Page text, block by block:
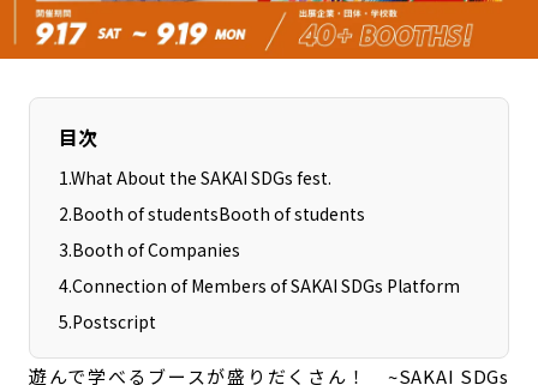
京都エリア
大阪市エリア
北摂エリア
堺・泉州エリア
河内エリア
兵庫エリア
奈良エリア
鳥取エリア
島根エリア
岡山エリア
広島エリア
山口エリア
香川エリア
愛媛エリア
高知エリア
佐賀エリア
長崎エリア
目次
1.What About the SAKAI SDGs fest.
2.Booth of studentsBooth of students
3.Booth of Companies
4.Connection of Members of SAKAI SDGs Platform
5.Postscript
遊んで学べるブースが盛りだくさん！ ~SAKAI SDGs